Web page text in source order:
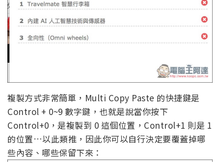
複製方式非常簡單，Multi Copy Paste 的快捷鍵是
Control + 0~9 數字鍵，也就是說當你按下
Control+0，是複製到 0 這個位置，Control+1 則是 1
的位置…以此類推，因此你可以自行決定要覆蓋掉哪
些內容、哪些保留下來：